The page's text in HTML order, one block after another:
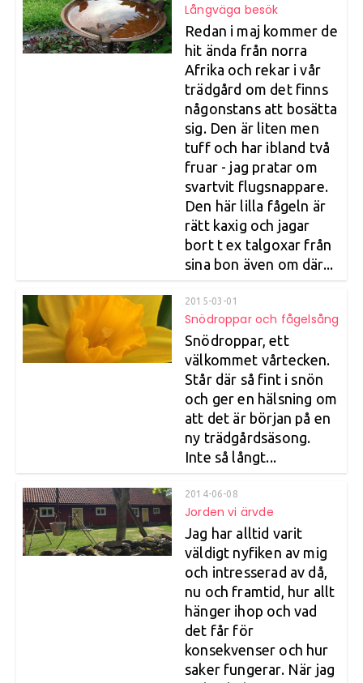
Långväga besök
Redan i maj kommer de
hit ända från norra
Afrika och rekar i vår
trädgård om det finns
någonstans att bosätta
sig. Den är liten men
tuff och har ibland två
fruar - jag pratar om
svartvit flugsnappare.
Den här lilla fågeln är
rätt kaxig och jagar
bort t ex talgoxar från
sina bon även om där...
2015-03-01
Snödroppar och fågelsång
Snödroppar, ett
välkommet vårtecken.
Står där så fint i snön
och ger en hälsning om
att det är början på en
ny trädgårdsäsong.
Inte så långt...
2014-06-08
Jorden vi ärvde
Jag har alltid varit
väldigt nyfiken av mig
och intresserad av då,
nu och framtid, hur allt
hänger ihop och vad
det får för
konsekvenser och hur
saker fungerar. När jag